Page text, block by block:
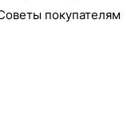
покупателям